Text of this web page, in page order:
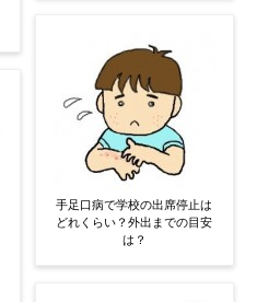
手足口病で学校の出席停止は
どれくらい？外出までの目安
は？